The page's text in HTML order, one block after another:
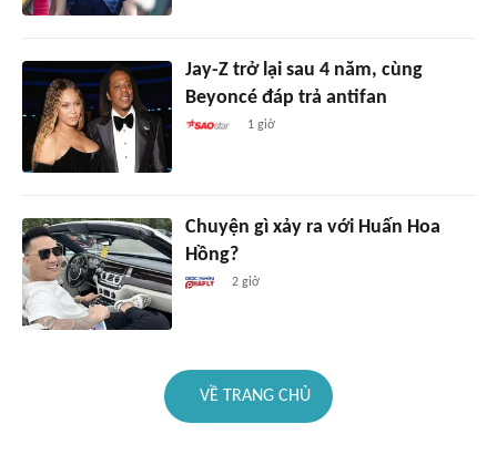
Jay-Z trở lại sau 4 năm, cùng
Beyoncé đáp trả antifan
1 giờ
Chuyện gì xảy ra với Huấn Hoa
Hồng?
2 giờ
VỀ TRANG CHỦ